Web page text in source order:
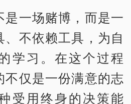
一场赌博，而是一
不依赖工具，为自
学习。在这个过程
不仅是一份满意的志
受用终身的决策能